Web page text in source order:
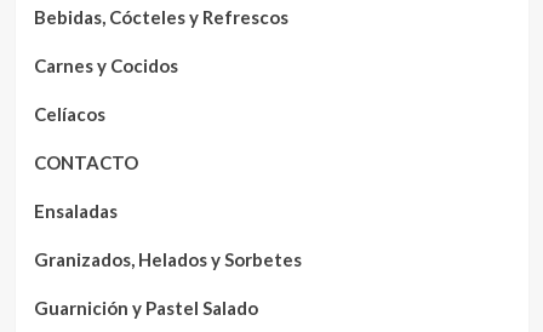
Bebidas, Cócteles y Refrescos
Carnes y Cocidos
Celíacos
CONTACTO
Ensaladas
Granizados, Helados y Sorbetes
Guarnición y Pastel Salado